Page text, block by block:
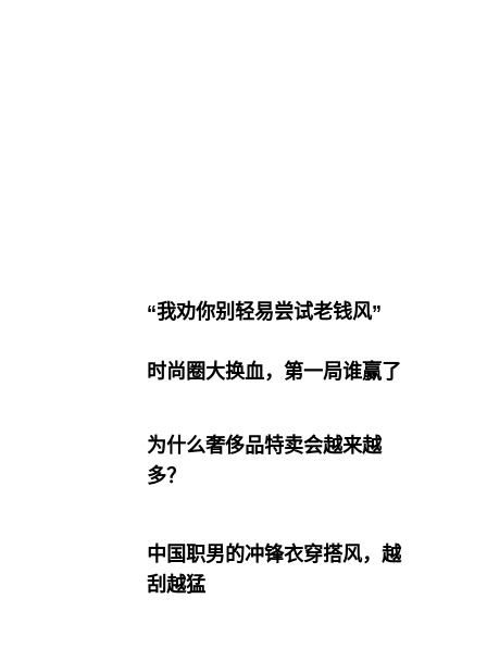
“我劝你别轻易尝试老钱风”
时尚圈大换血，第一局谁赢了
为什么奢侈品特卖会越来越
多？
中国职男的冲锋衣穿搭风，越
刮越猛